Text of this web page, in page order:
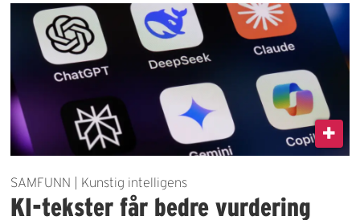
SAMFUNN | Kunstig intelligens
KI-tekster får bedre vurdering